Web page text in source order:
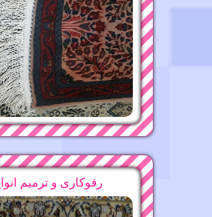
16-11-1396
قالیشویی محدوده
12-11-1396
قالیشویی محدوده
قالیشویی محدوده
رفوکاری و ترمیم